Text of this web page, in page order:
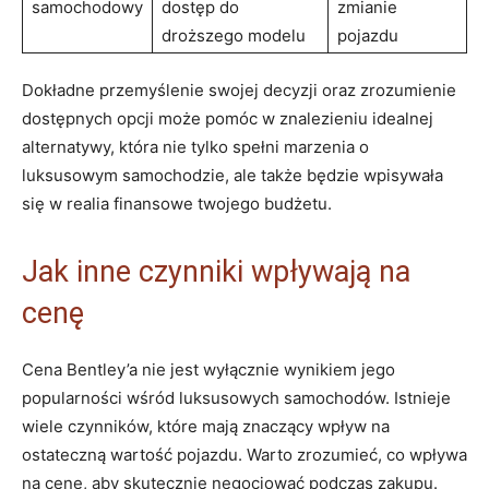
samochodowy
dostęp do
droższego modelu
zmianie
pojazdu
Dokładne ⁢przemyślenie swojej decyzji oraz​ zrozumienie
⁤dostępnych opcji może pomóc w znalezieniu idealnej
alternatywy, która nie tylko spełni​ marzenia o
luksusowym​ samochodzie,​ ale także będzie wpisywała
się w ‌realia finansowe ⁤twojego budżetu.
Jak inne czynniki wpływają na
cenę
Cena Bentley’a nie jest wyłącznie wynikiem ⁣jego
popularności wśród luksusowych samochodów. ​Istnieje
wiele czynników, które mają‍ znaczący⁣ wpływ na
ostateczną⁢ wartość pojazdu. Warto zrozumieć, co ‍wpływa‌
na ‍cenę, aby skutecznie negocjować podczas zakupu.